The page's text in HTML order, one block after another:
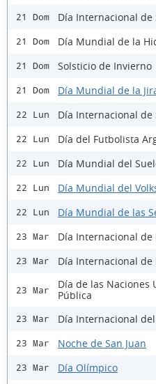
21 Dom Día Internacional de
21 Dom Día Mundial de la
21 Dom Solsticio de Invierno
21 Dom Día Mundial de la
22 Lun Día Internacional de
22 Lun Día del Futbolista
22 Lun Día Mundial del
22 Lun Día Mundial del
22 Lun Día Mundial de las
23 Mar Día Internacional de
23 Mar Día Internacional
23 Mar
Día de las
Pública
23 Mar Día Internacional
23 Mar Noche de San Juan
23 Mar Día Olímpico